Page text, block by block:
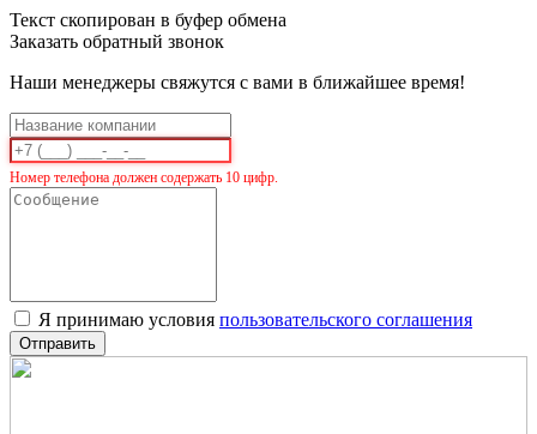
Текст скопирован в буфер обмена
Заказать обратный звонок
Наши менеджеры свяжутся с вами в ближайшее время!
Номер телефона должен содержать 10 цифр.
Я принимаю условия пользовательского соглашения
Отправить